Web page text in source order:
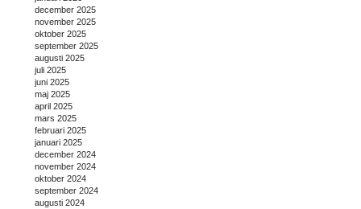
december 2025
november 2025
oktober 2025
september 2025
augusti 2025
juli 2025
juni 2025
maj 2025
april 2025
mars 2025
februari 2025
januari 2025
december 2024
november 2024
oktober 2024
september 2024
augusti 2024